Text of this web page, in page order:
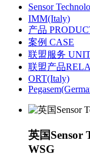
Sensor
IMM(Italy)
产品
案例 CASE
联盟服务
联盟产品
ORT(Italy)
英国Sensor
WSG